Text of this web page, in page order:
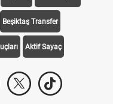
Beşiktaş Trabzonspor
Beşiktaş Transfer
Aktif Sayaç